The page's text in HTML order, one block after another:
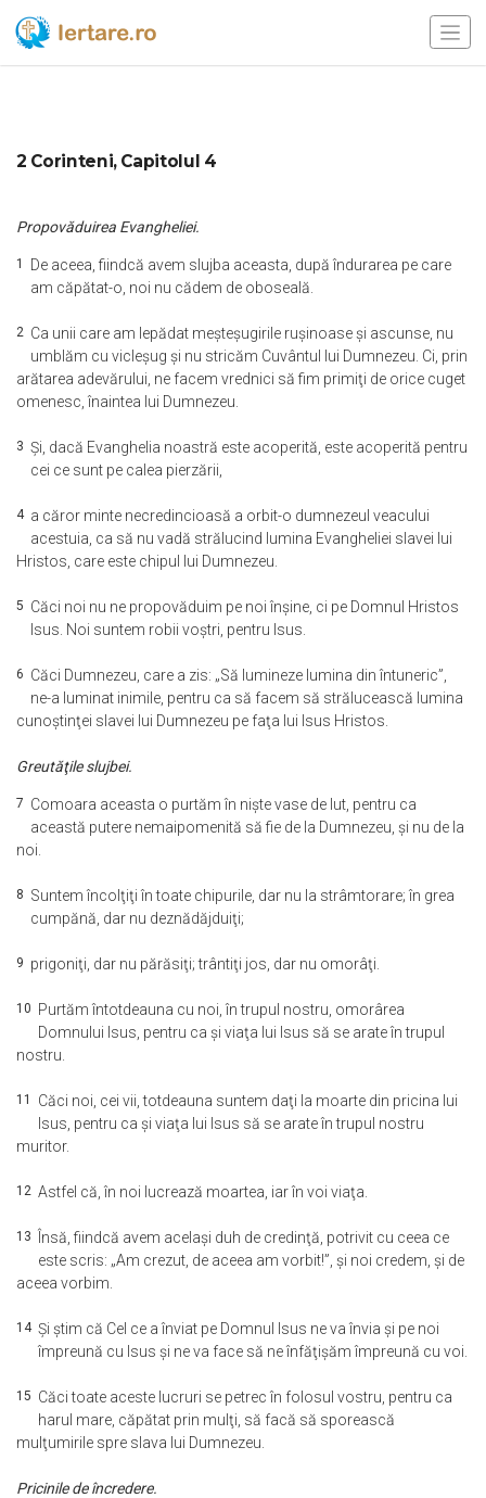
2 Corinteni, Capitolul 4
Propovăduirea Evangheliei.
1 De aceea, fiindcă avem slujba aceasta, după îndurarea pe care
am căpătat-o, noi nu cădem de oboseală.
2 Ca unii care am lepădat meşteşugirile ruşinoase şi ascunse, nu
umblăm cu vicleşug şi nu stricăm Cuvântul lui Dumnezeu. Ci, prin
arătarea adevărului, ne facem vrednici să fim primiţi de orice cuget
omenesc, înaintea lui Dumnezeu.
3 Şi, dacă Evanghelia noastră este acoperită, este acoperită pentru
cei ce sunt pe calea pierzării,
4 a căror minte necredincioasă a orbit-o dumnezeul veacului
acestuia, ca să nu vadă strălucind lumina Evangheliei slavei lui
Hristos, care este chipul lui Dumnezeu.
5 Căci noi nu ne propovăduim pe noi înşine, ci pe Domnul Hristos
Isus. Noi suntem robii voştri, pentru Isus.
6 Căci Dumnezeu, care a zis: „Să lumineze lumina din întuneric”,
ne-a luminat inimile, pentru ca să facem să strălucească lumina
cunoştinţei slavei lui Dumnezeu pe faţa lui Isus Hristos.
Greutăţile slujbei.
7 Comoara aceasta o purtăm în nişte vase de lut, pentru ca
această putere nemaipomenită să fie de la Dumnezeu, şi nu de la
noi.
8 Suntem încolţiţi în toate chipurile, dar nu la strâmtorare; în grea
cumpănă, dar nu deznădăjduiţi;
9 prigoniţi, dar nu părăsiţi; trântiţi jos, dar nu omorâţi.
10 Purtăm întotdeauna cu noi, în trupul nostru, omorârea
Domnului Isus, pentru ca şi viaţa lui Isus să se arate în trupul
nostru.
11 Căci noi, cei vii, totdeauna suntem daţi la moarte din pricina lui
Isus, pentru ca şi viaţa lui Isus să se arate în trupul nostru
muritor.
12 Astfel că, în noi lucrează moartea, iar în voi viaţa.
13
Însă, fiindcă avem acelaşi duh de credinţă, potrivit cu ceea ce
este scris: „Am crezut, de aceea am vorbit!”, şi noi credem, şi de
aceea vorbim.
14 Şi ştim că Cel ce a înviat pe Domnul Isus ne va învia şi pe noi
împreună cu Isus şi ne va face să ne înfăţişăm împreună cu voi.
15 Căci toate aceste lucruri se petrec în folosul vostru, pentru ca
harul mare, căpătat prin mulţi, să facă să sporească
mulţumirile spre slava lui Dumnezeu.
Pricinile de încredere.